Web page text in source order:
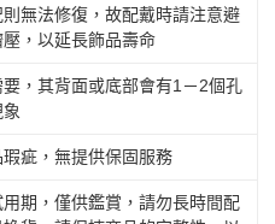
無法修復，故配戴時請注意避
，以延長飾品壽命
，其背面或底部會有1－2個孔
疵，無提供保固服務
期，僅供鑑賞，請勿長時間配